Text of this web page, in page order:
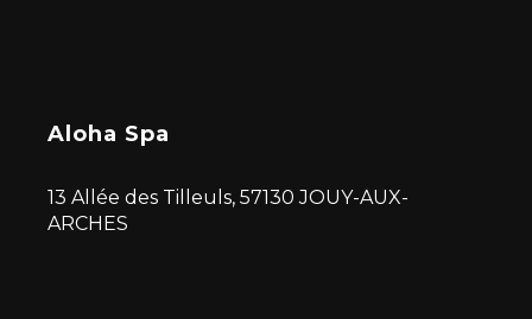
Aloha Spa
13 Allée des Tilleuls, 57130 JOUY-AUX-
ARCHES